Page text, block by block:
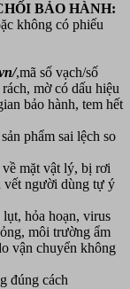
BẢO HÀNH:
không có phiếu
,mã số vạch/số
mờ có dấu hiệu
bảo hành, tem hết
phẩm sai lệch so
mặt vật lý, bị rơi
vết người dùng tự ý
lụt, hỏa hoạn, virus
môi trường ẩm
vận chuyển không
đúng cách